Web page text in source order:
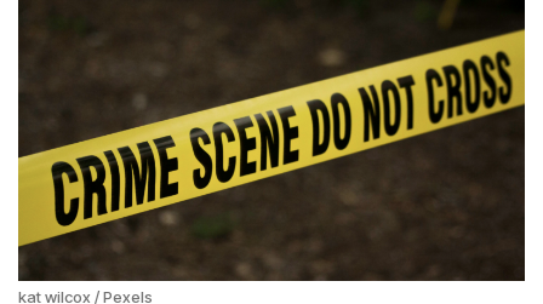
kat wilcox / Pexels